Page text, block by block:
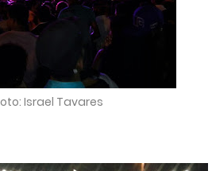
Israel Tavares